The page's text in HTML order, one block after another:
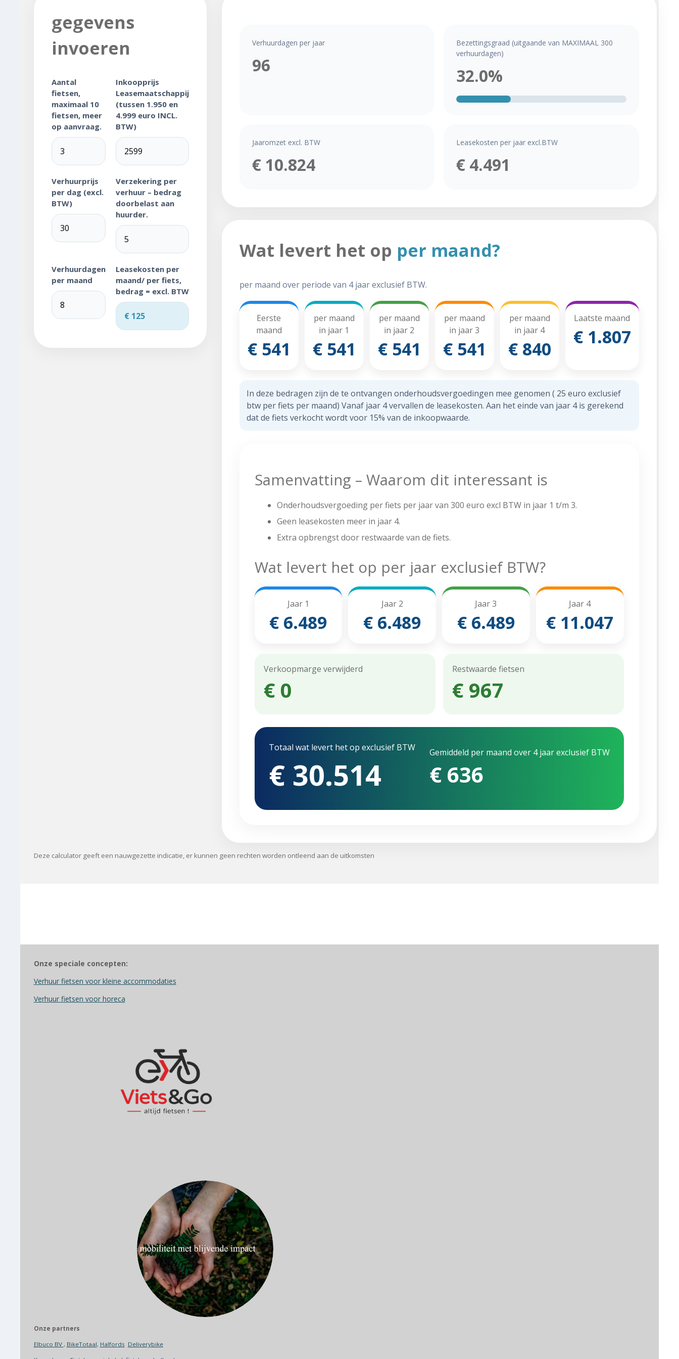
gegevens
invoeren
Aantal
fietsen,
maximaal 10
fietsen, meer
op aanvraag.
Inkoopprijs
Leasemaatschappij
(tussen 1.950 en
4.999 euro INCL.
BTW)
Verhuurprijs
per dag (excl.
BTW)
Verzekering per
verhuur – bedrag
doorbelast aan
huurder.
Verhuurdagen
per maand
Leasekosten per
maand/ per fiets,
bedrag = excl. BTW
Verhuurdagen per jaar
96
Bezettingsgraad (uitgaande van MAXIMAAL 300
verhuurdagen)
32.0%
Jaaromzet excl. BTW
€ 10.824
Leasekosten per jaar excl.BTW
€ 4.491
Wat levert het op per maand?
per maand over periode van 4 jaar exclusief BTW.
Eerste
maand
€ 541
per maand
in jaar 1
€ 541
per maand
in jaar 2
€ 541
per maand
in jaar 3
€ 541
per maand
in jaar 4
€ 840
Laatste maand
€ 1.807
In deze bedragen zijn de te ontvangen onderhoudsvergoedingen mee genomen ( 25 euro exclusief
btw per fiets per maand) Vanaf jaar 4 vervallen de leasekosten. Aan het einde van jaar 4 is gerekend
dat de fiets verkocht wordt voor 15% van de inkoopwaarde.
Samenvatting – Waarom dit interessant is
Onderhoudsvergoeding per fiets per jaar van 300 euro excl BTW in jaar 1 t/m 3.
Geen leasekosten meer in jaar 4.
Extra opbrengst door restwaarde van de fiets.
Wat levert het op per jaar exclusief BTW?
Jaar 1
€ 6.489
Jaar 2
€ 6.489
Jaar 3
€ 6.489
Jaar 4
€ 11.047
Verkoopmarge verwijderd
€ 0
Restwaarde fietsen
€ 967
Totaal wat levert het op exclusief BTW
€ 30.514
Gemiddeld per maand over 4 jaar exclusief BTW
€ 636
Deze calculator geeft een nauwgezette indicatie, er kunnen geen rechten worden ontleend aan de uitkomsten
Onze speciale concepten:
Verhuur fietsen voor kleine accommodaties
Verhuur fietsen voor horeca
Onze partners
Elbuco BV , BikeTotaal, Halfords Deliverybike